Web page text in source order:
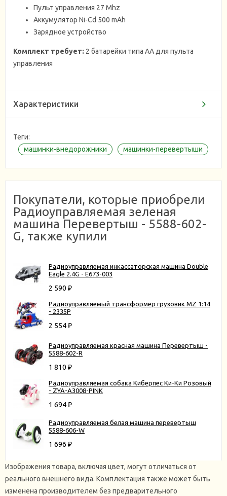
Пульт управления 27 Mhz
Аккумулятор Ni-Cd 500 mAh
Зарядное устройство
Комплект требует: 2 батарейки типа АА для пульта
управления
Характеристики
Теги:
машинки-внедорожники
машинки-перевертыши
Покупатели, которые приобрели
Радиоуправляемая зеленая
машина Перевертыш - 5588-602-
G, также купили
Радиоуправляемая инкассаторская машина Double
Eagle 2.4G - E673-003
2 590 ₽
Радиоуправляемый трансформер грузовик MZ 1:14
- 2335P
2 554 ₽
Радиоуправляемая красная машина Перевертыш -
5588-602-R
1 810 ₽
Радиоуправляемая собака Киберпес Ки-Ки Розовый
- ZYA-A3008-PINK
1 694 ₽
Радиоуправляемая белая машина перевертыш
5588-606-W
1 696 ₽
Изображения товара, включая цвет, могут отличаться от
реального внешнего вида. Комплектация также может быть
изменена производителем без предварительного